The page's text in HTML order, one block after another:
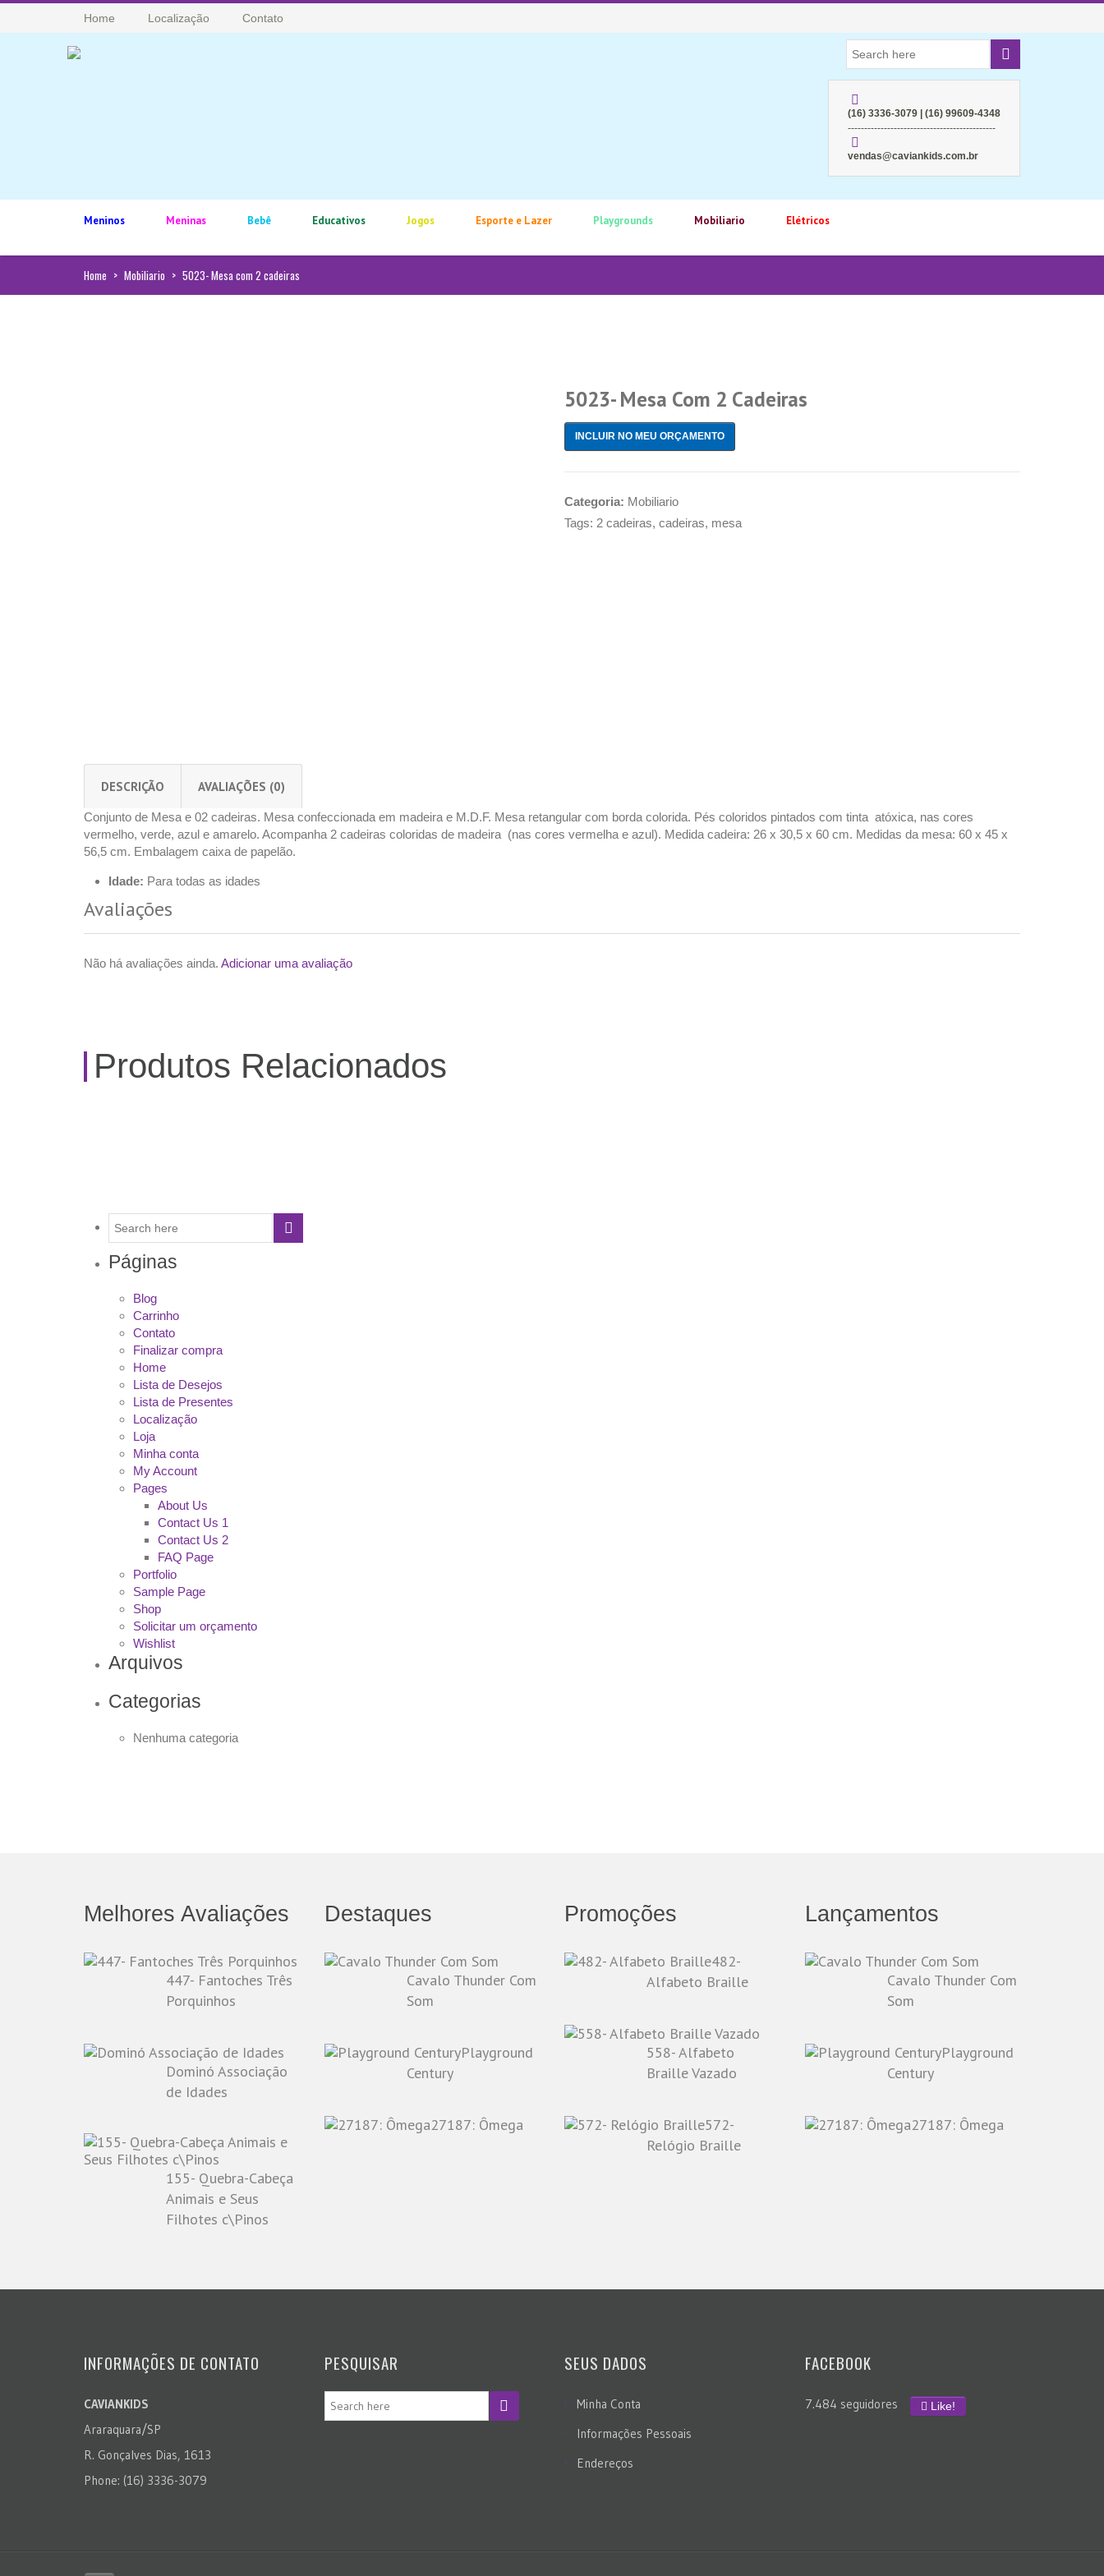
Home Localização Contato
(16) 3336-3079 | (16) 99609-4348
---------------------------------------------
vendas@caviankids.com.br
Meninos Meninas Bebê Educativos Jogos Esporte e Lazer Playgrounds Mobiliario Elétricos
Home > Mobiliario > 5023- Mesa com 2 cadeiras
5023- Mesa Com 2 Cadeiras
INCLUIR NO MEU ORÇAMENTO
Categoria: Mobiliario
Tags: 2 cadeiras, cadeiras, mesa
DESCRIÇÃO AVALIAÇÕES (0)
Conjunto de Mesa e 02 cadeiras. Mesa confeccionada em madeira e M.D.F. Mesa retangular com borda colorida. Pés coloridos pintados com tinta atóxica, nas cores
vermelho, verde, azul e amarelo. Acompanha 2 cadeiras coloridas de madeira (nas cores vermelha e azul). Medida cadeira: 26 x 30,5 x 60 cm. Medidas da mesa: 60 x 45 x
56,5 cm. Embalagem caixa de papelão.
Idade: Para todas as idades
Avaliações
Não há avaliações ainda. Adicionar uma avaliação
Produtos Relacionados
Páginas
Blog
Carrinho
Contato
Finalizar compra
Home
Lista de Desejos
Lista de Presentes
Localização
Loja
Minha conta
My Account
Pages
About Us
Contact Us 1
Contact Us 2
FAQ Page
Portfolio
Sample Page
Shop
Solicitar um orçamento
Wishlist
Arquivos
Categorias
Nenhuma categoria
Melhores Avaliações
447- Fantoches Três
Porquinhos
Dominó Associação
de Idades
155- Quebra-Cabeça
Animais e Seus
Filhotes c\Pinos
Destaques
Cavalo Thunder Com
Som
Playground
Century
27187: Ômega
Promoções
482-
Alfabeto Braille
558- Alfabeto
Braille Vazado
572-
Relógio Braille
Lançamentos
Cavalo Thunder Com
Som
Playground
Century
27187: Ômega
INFORMAÇÕES DE CONTATO
CAVIANKIDS
Araraquara/SP
R. Gonçalves Dias, 1613
Phone: (16) 3336-3079
PESQUISAR SEUS DADOS
Minha Conta
Informações Pessoais
Endereços
FACEBOOK
7.484 seguidores Like!